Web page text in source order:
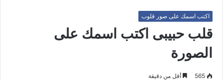
اكتب اسمك على صور قلوب
قلب حبيبى اكتب اسمك على
الصورة
565 أقل من دقيقة